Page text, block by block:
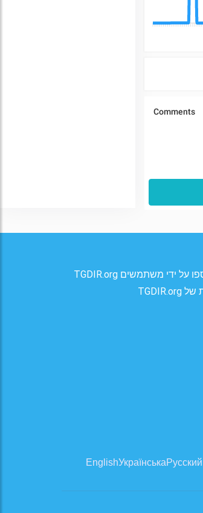
TGDIR.org הוא מדריך של ערוצי טלגרם, קבוצות, בוטים שנוספו על ידי משתמשים.
EnglishУкраїнськаРусский